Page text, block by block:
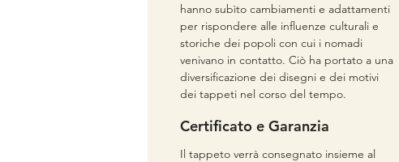
hanno subìto cambiamenti e adattamenti
per rispondere alle influenze culturali e
storiche dei popoli con cui i nomadi
venivano in contatto. Ciò ha portato a una
diversificazione dei disegni e dei motivi
dei tappeti nel corso del tempo.
Certificato e Garanzia
Il tappeto verrà consegnato insieme al